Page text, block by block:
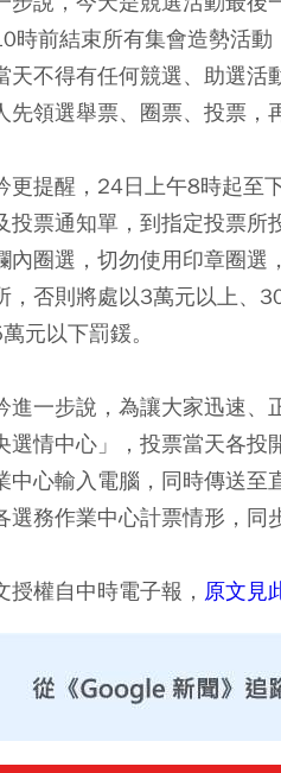
時前結束所有集會造勢活
天不得有任何競選、助選
先領選舉票、圈票、投票，
更提醒，24日上午8時起至
投票通知單，到指定投票所
內圈選， 切勿使用印章圈選
， 否則將處以3萬元以上、
萬元以下罰鍰。
進一步說，為讓大家迅速、
選情中心」，投票當天各
中心輸入電腦，同時傳送至
選務作業中心計票情形，同
權自中時電子報， 原文見